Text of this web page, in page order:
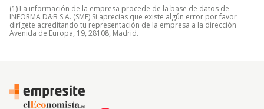
(1) La información de la empresa procede de la base de datos de
INFORMA D&B S.A. (SME) Si aprecias que existe algún error por favor
dirígete acreditando tu representación de la empresa a la dirección
Avenida de Europa, 19, 28108, Madrid.